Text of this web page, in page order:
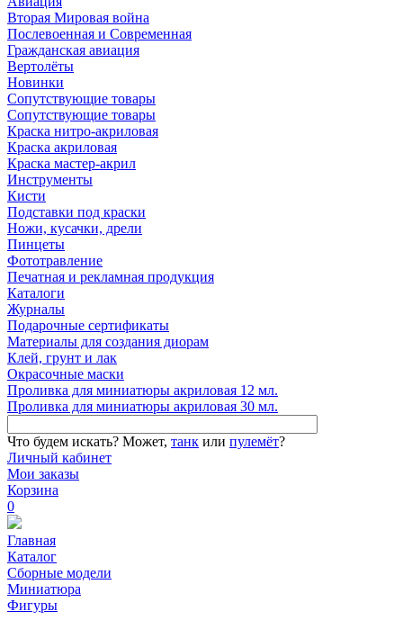
Вторая Мировая война
Послевоенная и Современная
Гражданская авиация
Вертолёты
Новинки
Сопутствующие товары
Сопутствующие товары
Краска нитро-акриловая
Краска акриловая
Краска мастер-акрил
Инструменты
Кисти
Подставки под краски
Ножи, кусачки, дрели
Пинцеты
Фототравление
Печатная и рекламная продукция
Каталоги
Журналы
Подарочные сертификаты
Материалы для создания диорам
Клей, грунт и лак
Окрасочные маски
Проливка для миниатюры акриловая 12 мл.
Проливка для миниатюры акриловая 30 мл.
Что будем искать? Может, танк или пулемёт?
Личный кабинет
Мои заказы
Корзина
0
Главная
Каталог
Сборные модели
Миниатюра
Фигуры